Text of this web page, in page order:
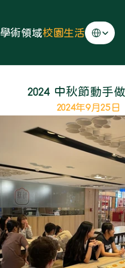
2024 中秋節動手
2024年9月25日
學術領域校園生活
Select